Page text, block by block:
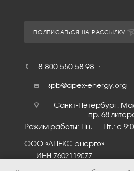
ПОДПИСАТЬСЯ НА РАССЫЛКУ
8 800 550 58 98
spb@apex-energy.org
Санкт-Петербург,
пр. 68
Режим работы: Пн. – Пт.: с
ООО «АПЕКС-энерго»
ИНН 7602119077